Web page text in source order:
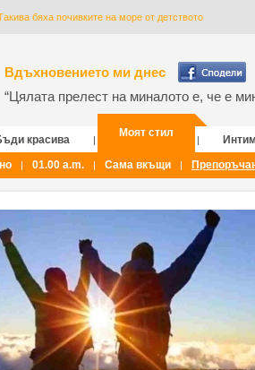
бяха почивките на море от детството
Вдъхновението ми днес
“Цялата прелест на миналото е, че е
красива |
Моят стил
|
| 01.00 a.m. | Сама вкъщи |